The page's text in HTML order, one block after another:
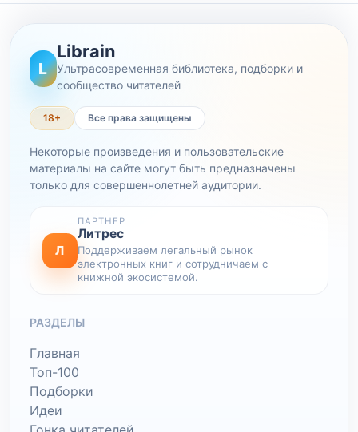
L
Librain
Ультрасовременная библиотека, подборки и
сообщество читателей
18+ Все права защищены
Некоторые произведения и пользовательские
материалы на сайте могут быть предназначены
только для совершеннолетней аудитории.
Л
ПАРТНЕР
Литрес
Поддерживаем легальный рынок
электронных книг и сотрудничаем с
книжной экосистемой.
РАЗДЕЛЫ
Главная
Топ-100
Подборки
Идеи